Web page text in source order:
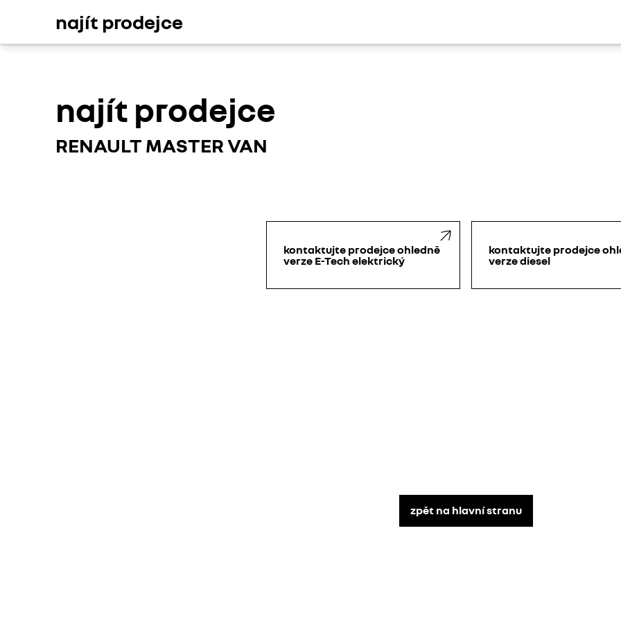
najít prodejce​
najít prodejce​
RENAULT MASTER VAN
kontaktujte prodejce ohledně
verze E-Tech elektrický
kontaktujte prodejce
verze diesel​
zpět na hlavní stranu